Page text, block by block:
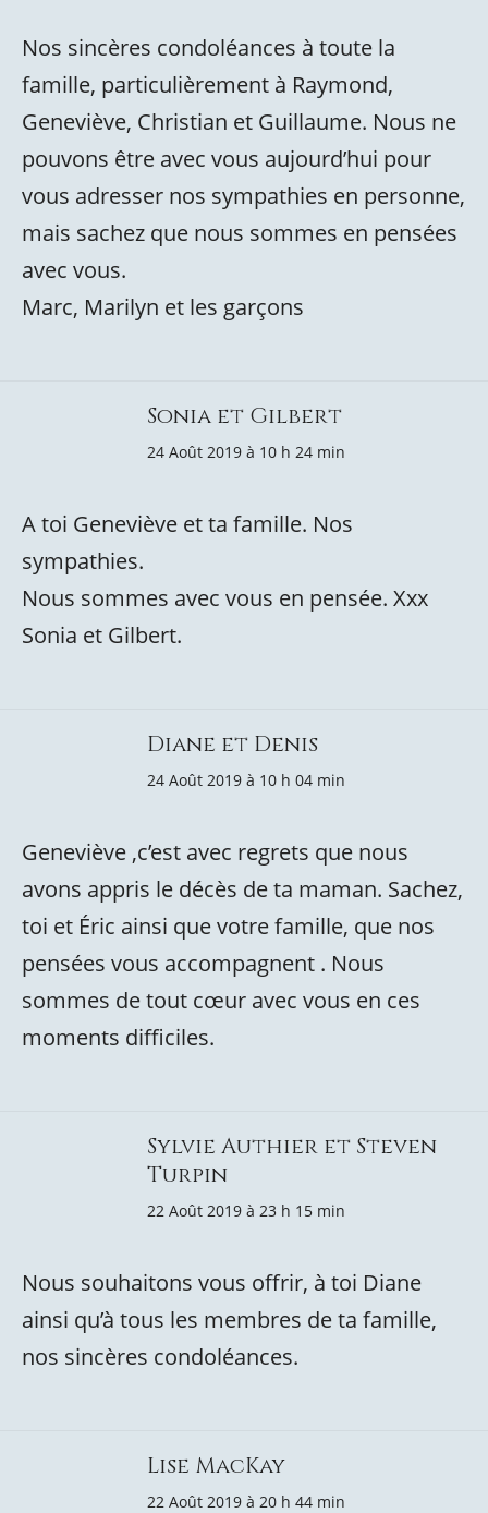
Nos sincères condoléances à toute la
famille, particulièrement à Raymond,
Geneviève, Christian et Guillaume. Nous ne
pouvons être avec vous aujourd’hui pour
vous adresser nos sympathies en personne,
mais sachez que nous sommes en pensées
avec vous.
Marc, Marilyn et les garçons
Sonia et Gilbert
24 Août 2019 à 10 h 24 min
A toi Geneviève et ta famille. Nos
sympathies.
Nous sommes avec vous en pensée. Xxx
Sonia et Gilbert.
Diane et Denis
24 Août 2019 à 10 h 04 min
Geneviève ,c’est avec regrets que nous
avons appris le décès de ta maman. Sachez,
toi et Éric ainsi que votre famille, que nos
pensées vous accompagnent . Nous
sommes de tout cœur avec vous en ces
moments difficiles.
Sylvie Authier et Steven
Turpin
22 Août 2019 à 23 h 15 min
Nous souhaitons vous offrir, à toi Diane
ainsi qu’à tous les membres de ta famille,
nos sincères condoléances.
Lise MacKay
22 Août 2019 à 20 h 44 min